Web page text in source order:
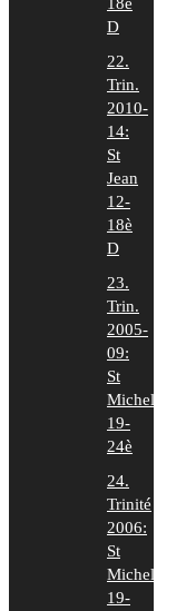
18è
D
22.
Trin.
2010-
14:
St
Jean
12-
18è
D
23.
Trin.
2005-
09:
St
Michel
19-
24è
24.
Trinité
2006:
St
Michel
19-